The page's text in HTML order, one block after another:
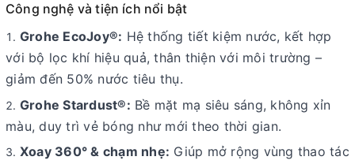
Công nghệ và tiện ích nổi bật
Grohe EcoJoy®: Hệ thống tiết kiệm nước, kết hợp
với bộ lọc khí hiệu quả, thân thiện với môi trường –
giảm đến 50% nước tiêu thụ.
Grohe Stardust®: Bề mặt mạ siêu sáng, không xỉn
màu, duy trì vẻ bóng như mới theo thời gian.
Xoay 360° & chạm nhẹ: Giúp mở rộng vùng thao tác